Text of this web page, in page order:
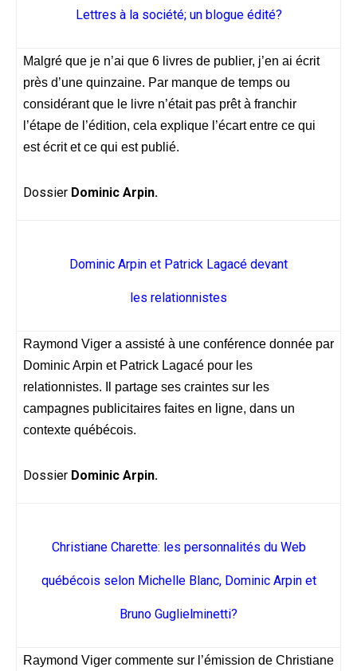
Lettres à la société; un blogue édité?
Malgré que je n’ai que 6 livres de publier, j’en ai écrit
près d’une quinzaine. Par manque de temps ou
considérant que le livre n’était pas prêt à franchir
l’étape de l’édition, cela explique l’écart entre ce qui
est écrit et ce qui est publié.
Dossier Dominic Arpin.
Dominic Arpin et Patrick Lagacé devant
les relationnistes
Raymond Viger a assisté à une conférence donnée par
Dominic Arpin et Patrick Lagacé pour les
relationnistes. Il partage ses craintes sur les
campagnes publicitaires faites en ligne, dans un
contexte québécois.
Dossier Dominic Arpin.
Christiane Charette: les personnalités du Web
québécois selon Michelle Blanc, Dominic Arpin et
Bruno Guglielminetti?
Raymond Viger commente sur l’émission de Christiane